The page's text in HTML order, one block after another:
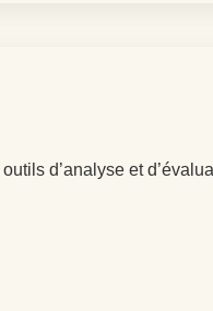
d’analyse et